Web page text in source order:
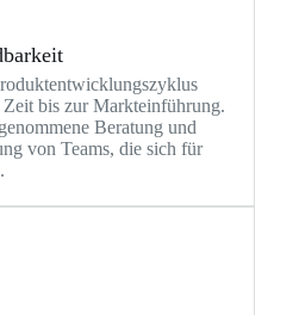
bis zur Markteinführung.
Beratung und
von Teams, die sich für